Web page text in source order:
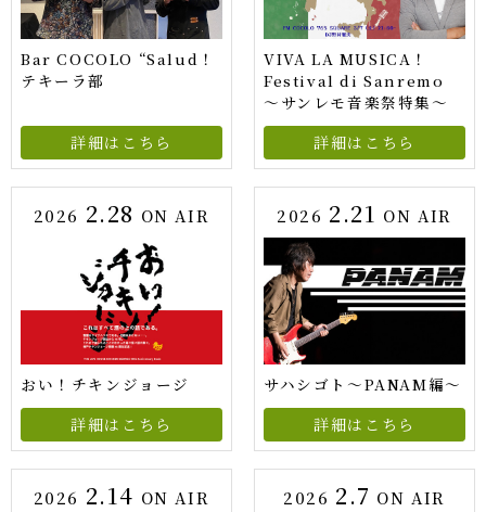
Bar COCOLO “Salud！
テキーラ部
詳細はこちら
VIVA LA MUSICA！
Festival di Sanremo
～サンレモ音楽祭特集～
詳細はこちら
2026 2.28 ON AIR
おい！チキンジョージ
詳細はこちら
2026 2.21 ON AIR
サハシゴト～PANAM編～
詳細はこちら
2026 2.14 ON AIR 2026 2.7 ON AIR